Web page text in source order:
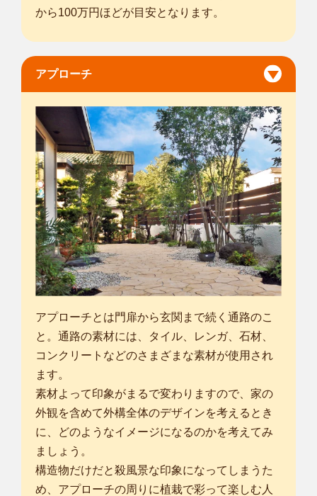
から100万円ほどが目安となります。
アプローチ
アプローチとは門扉から玄関まで続く通路のこ
と。通路の素材には、タイル、レンガ、石材、
コンクリートなどのさまざまな素材が使用され
ます。
素材よって印象がまるで変わりますので、家の
外観を含めて外構全体のデザインを考えるとき
に、どのようなイメージになるのかを考えてみ
ましょう。
構造物だけだと殺風景な印象になってしまうた
め、アプローチの周りに植栽で彩って楽しむ人